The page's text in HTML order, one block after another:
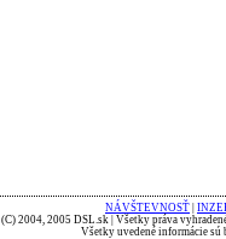
NÁVŠTEVNOSŤ
(C) 2004, 2005 DSL.sk | Všetky práva
Všetky uvedené informácie sú